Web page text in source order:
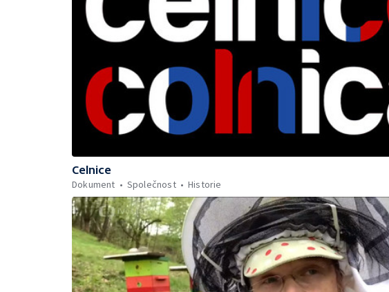
Celnice
Dokument
Společnost Historie